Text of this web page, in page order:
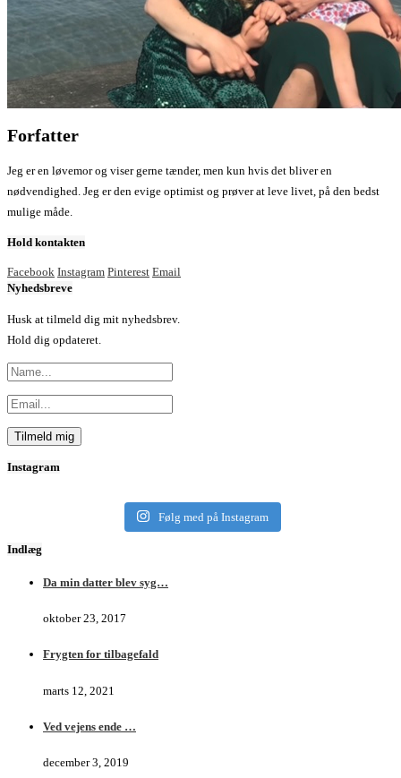
Forfatter
Jeg er en løvemor og viser gerne tænder, men kun hvis det bliver en
nødvendighed. Jeg er den evige optimist og prøver at leve livet, på den bedst
mulige måde.
Hold kontakten
Facebook Instagram Pinterest Email
Nyhedsbreve
Husk at tilmeld dig mit nyhedsbrev.
Hold dig opdateret.
Instagram
Følg med på Instagram
Indlæg
Da min datter blev syg…
oktober 23, 2017
Frygten for tilbagefald
marts 12, 2021
Ved vejens ende …
december 3, 2019